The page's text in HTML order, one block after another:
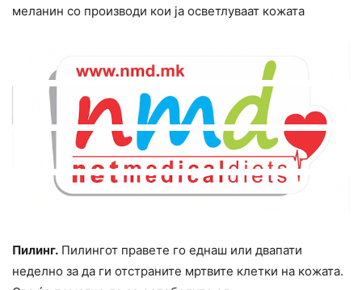
меланин со производи кои ја осветлуваат кожата
Пилинг. Пилингот правете го еднаш или двапати
неделно за да ги отстраните мртвите клетки на кожата.